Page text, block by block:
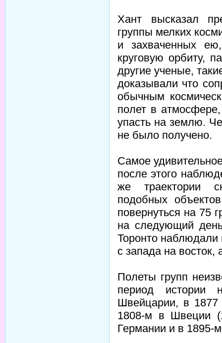
Хант высказал
группы мелких
и захваченных
круговую орбиту,
другие ученые,
доказывали что
обычным
полет в
упасть на землю.
не было получено.
Самое
после этого
же траектории
подобных
повернуться на 75
на следующий
Торонто наблюдали
с запада на восток,
Полеты групп
период
Швейцарии, в
1808-м в Швеции
Германии и в 1895-